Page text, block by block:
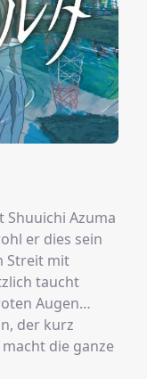
Shuuichi Azuma
er dies sein
Streit mit
taucht
Augen
der kurz
die ganze